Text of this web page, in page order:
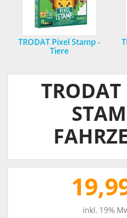
TRODAT Pixel Stamp -
Tiere
TRODAT
inkl. 19%